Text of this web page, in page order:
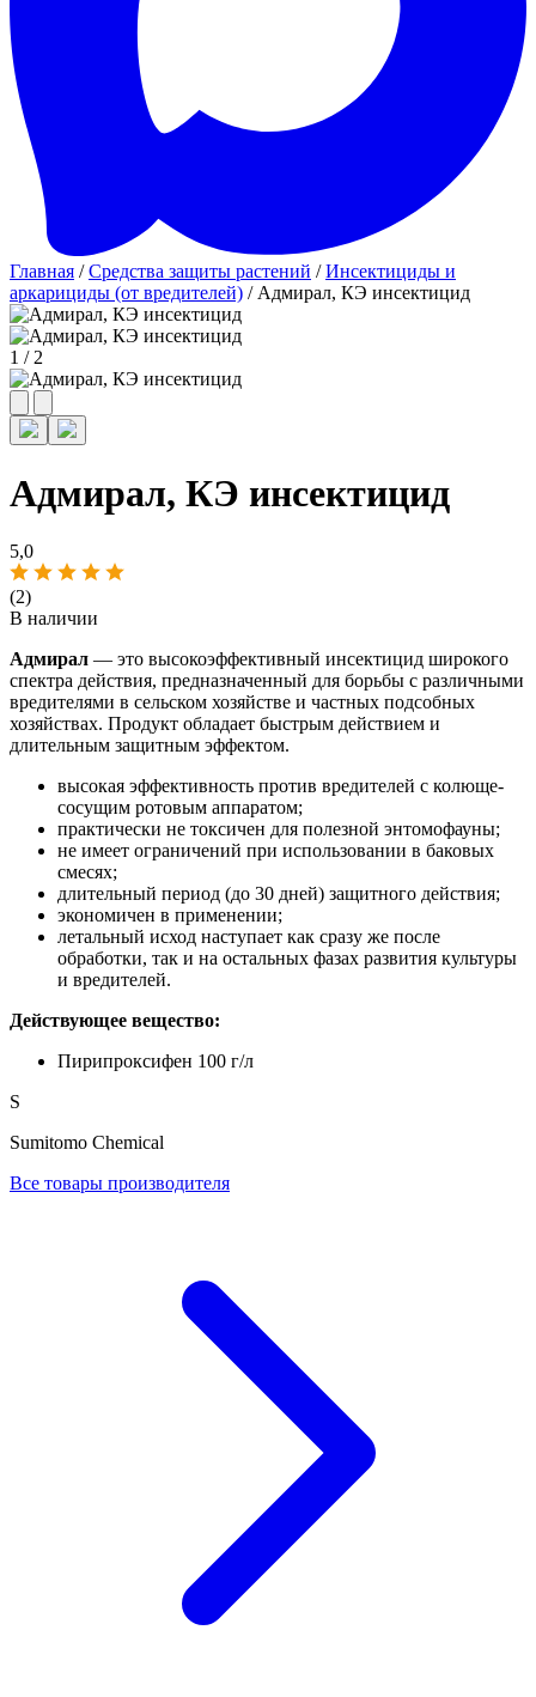
Главная /Средства защиты растений /Инсектициды и
аркарициды (от вредителей) / Адмирал, КЭ инсектицид
1 / 2
Адмирал, КЭ инсектицид
5,0
(2)
В наличии
Адмирал — это высокоэффективный инсектицид широкого
спектра действия, предназначенный для борьбы с различными
вредителями в сельском хозяйстве и частных подсобных
хозяйствах. Продукт обладает быстрым действием и
длительным защитным эффектом.
высокая эффективность против вредителей с колюще-
сосущим ротовым аппаратом;
практически не токсичен для полезной энтомофауны;
не имеет ограничений при использовании в баковых
смесях;
длительный период (до 30 дней) защитного действия;
экономичен в применении;
летальный исход наступает как сразу же после
обработки, так и на остальных фазах развития культуры
и вредителей.
Действующее вещество:
Пирипроксифен 100 г/л
S
Sumitomo Chemical
Все товары производителя